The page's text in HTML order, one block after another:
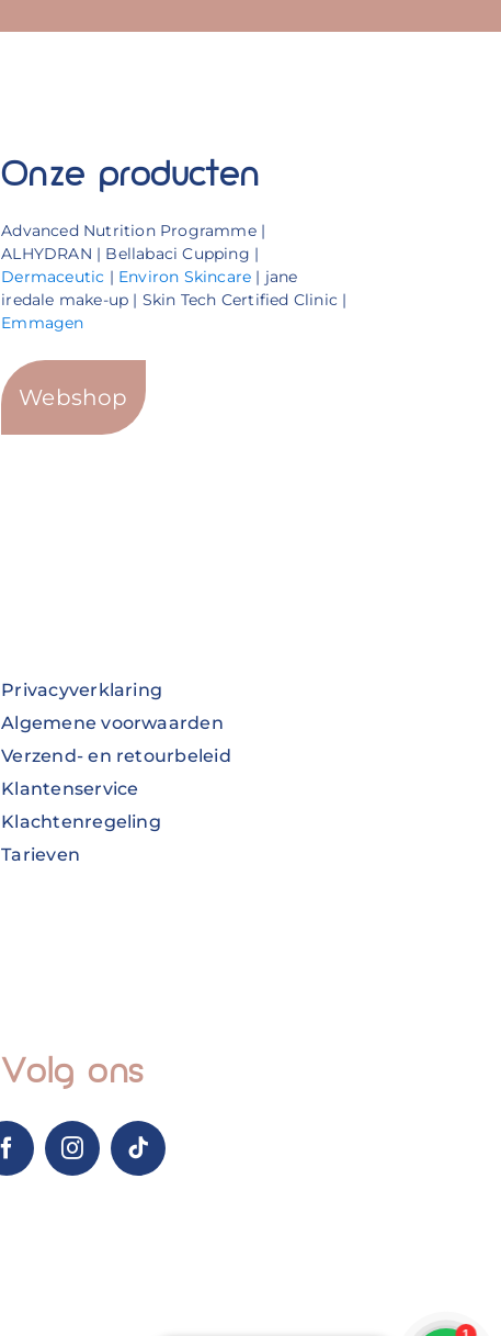
Onze producten
Advanced Nutrition Programme |
ALHYDRAN | Bellabaci Cupping |
Dermaceutic | Environ Skincare | jane
iredale make-up | Skin Tech Certified Clinic |
Emmagen
Webshop
Privacyverklaring
Algemene voorwaarden
Verzend- en retourbeleid
Klantenservice
Klachtenregeling
Tarieven
Volg ons